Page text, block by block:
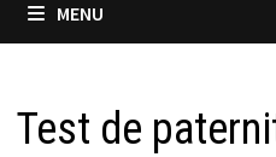
MENU
Test de